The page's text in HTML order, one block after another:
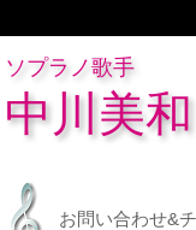
ソプラノ歌手
中川美和
お問い合わせ&